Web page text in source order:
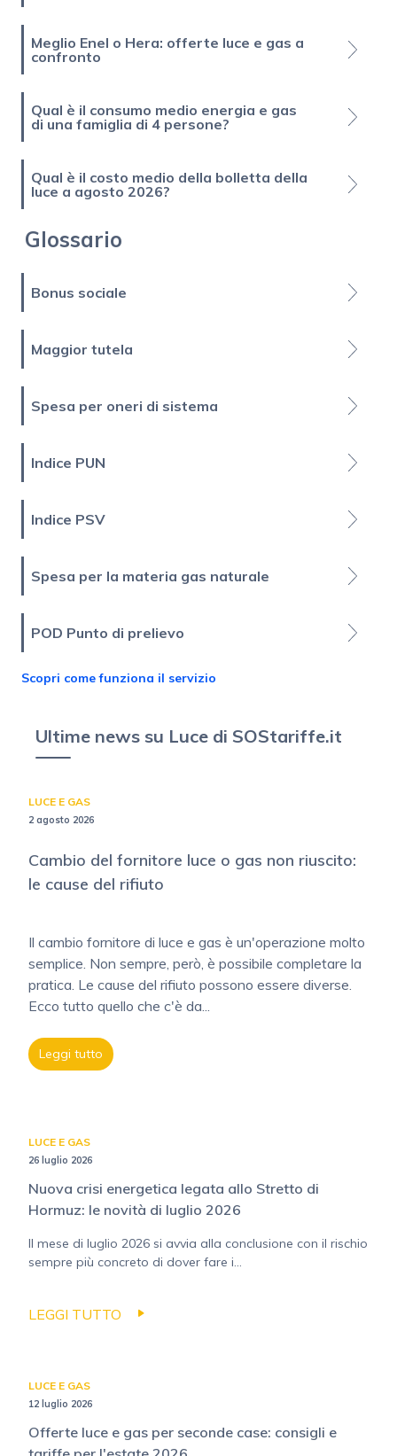
Meglio Enel o Hera: offerte luce e gas a
confronto
Qual è il consumo medio energia e gas
di una famiglia di 4 persone?
Qual è il costo medio della bolletta della
luce a agosto 2026?
Glossario
Bonus sociale
Maggior tutela
Spesa per oneri di sistema
Indice PUN
Indice PSV
Spesa per la materia gas naturale
POD Punto di prelievo
Scopri come funziona il servizio
Ultime news su Luce di SOStariffe.it
LUCE E GAS
2 agosto 2026
Cambio del fornitore luce o gas non riuscito:
le cause del rifiuto
Il cambio fornitore di luce e gas è un'operazione molto
semplice. Non sempre, però, è possibile completare la
pratica. Le cause del rifiuto possono essere diverse.
Ecco tutto quello che c'è da...
Leggi tutto
LUCE E GAS
26 luglio 2026
Nuova crisi energetica legata allo Stretto di
Hormuz: le novità di luglio 2026
Il mese di luglio 2026 si avvia alla conclusione con il rischio
sempre più concreto di dover fare i...
LEGGI TUTTO
LUCE E GAS
12 luglio 2026
Offerte luce e gas per seconde case: consigli e